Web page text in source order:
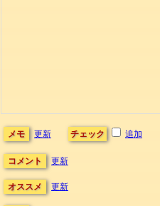
メモ 更新 チェック 追加
コメント 更新
オススメ 更新